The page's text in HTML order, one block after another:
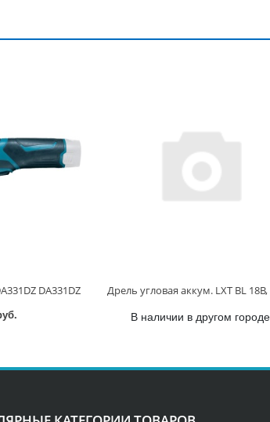
DA331DZ
В наличии в другом городе